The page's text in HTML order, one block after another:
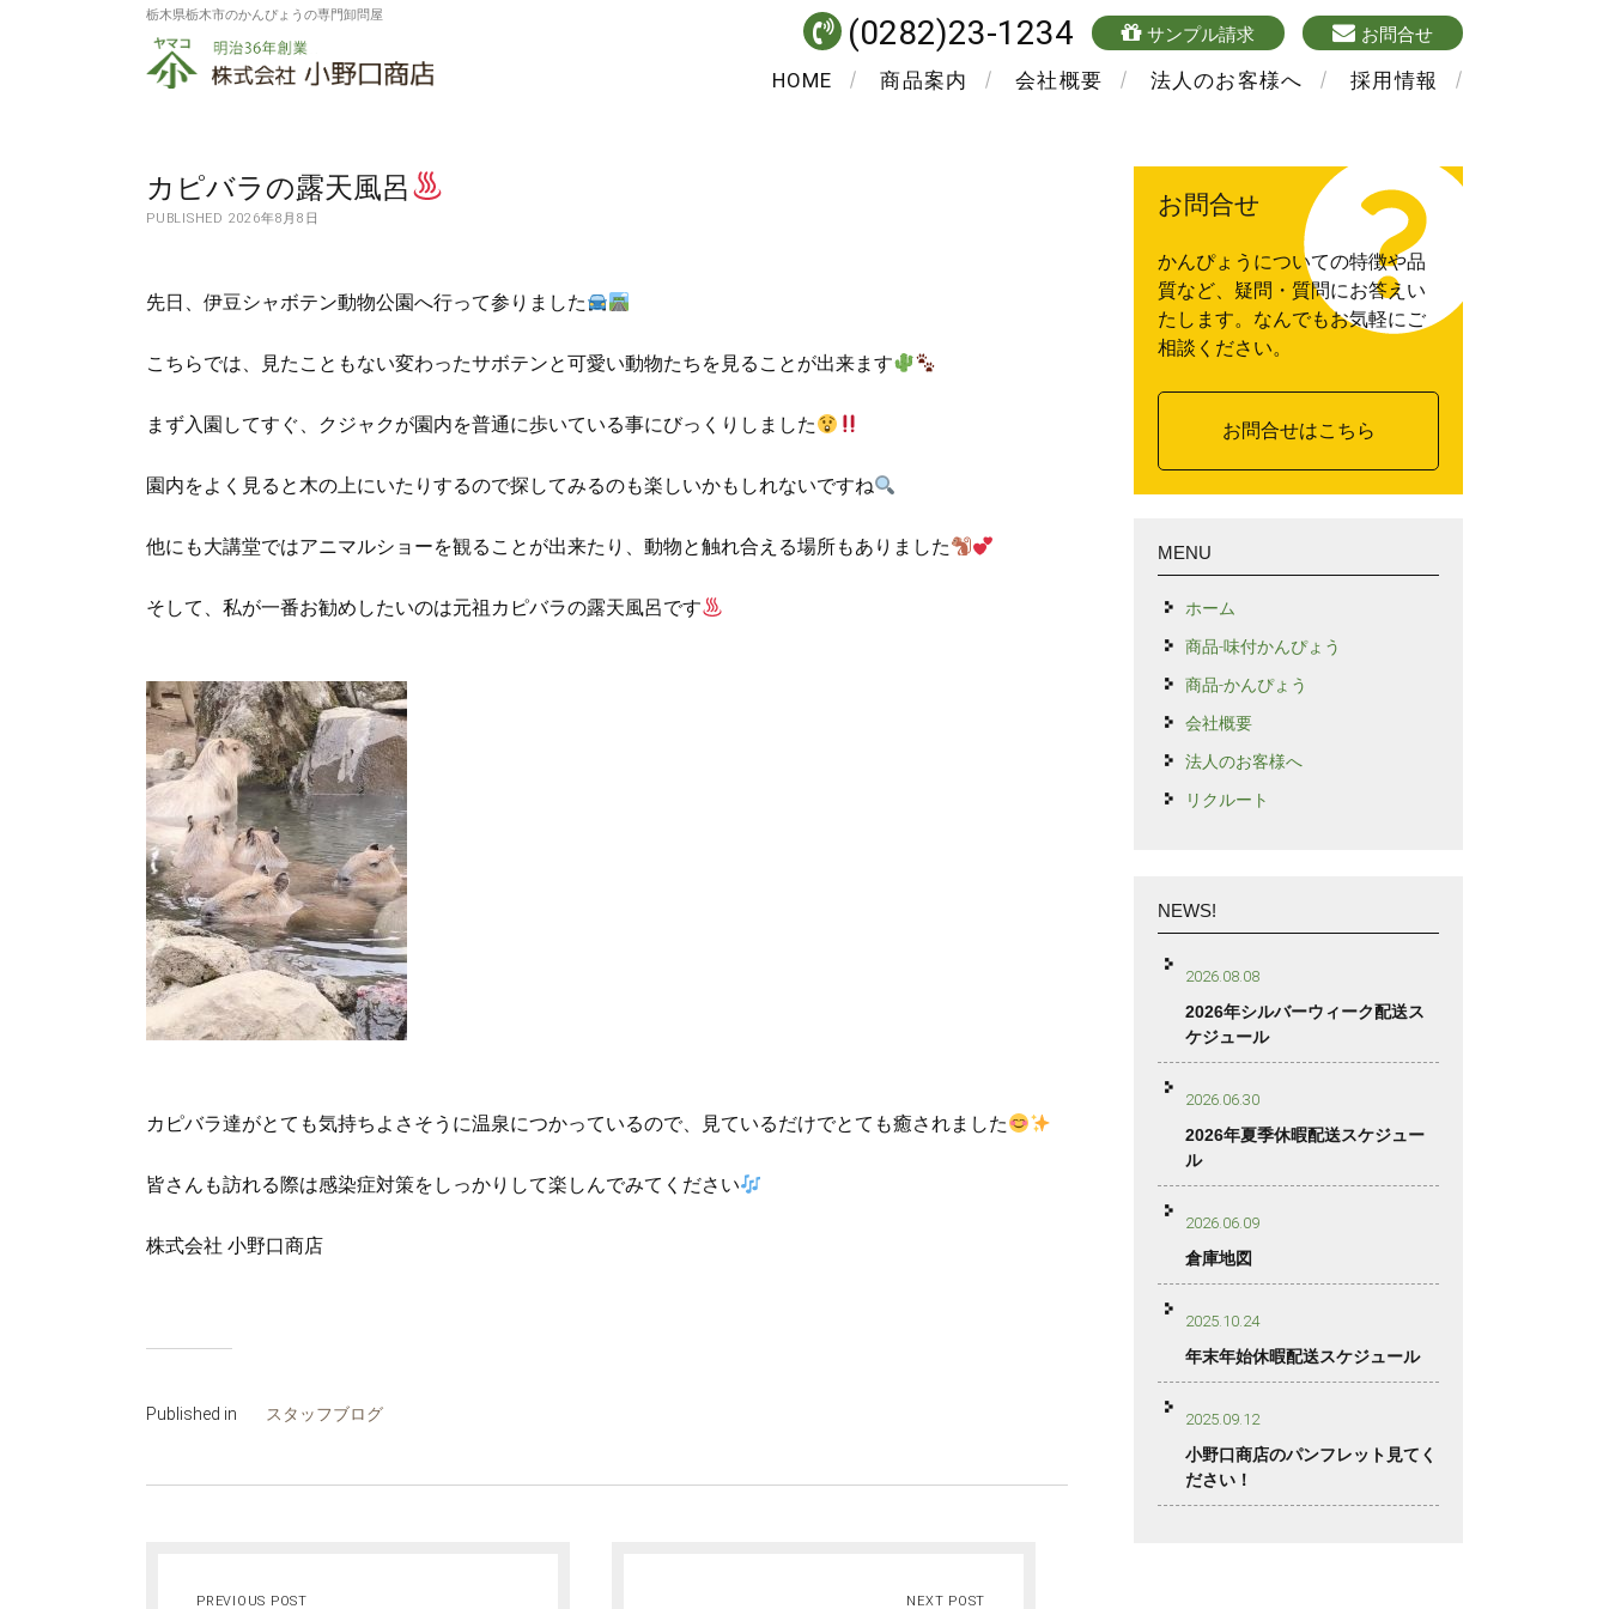
栃木県栃木市のかんぴょうの専門卸問屋
株
社
小
口
商
HOME 商品案内 会社概要 法人のお客様へ 採用情報
(0282)23-1234 sample
サンプル請求 mailform
お問合せ
カピバラの露天風呂
PUBLISHED 2026年8月8日
先日、伊豆シャボテン動物公園へ行って参りました
こちらでは、見たこともない変わったサボテンと可愛い動物たちを見ることが出来ます
まず入園してすぐ、クジャクが園内を普通に歩いている事にびっくりしました
園内をよく見ると木の上にいたりするので探してみるのも楽しいかもしれないですね
他にも大講堂ではアニマルショーを観ることが出来たり、動物と触れ合える場所もありました
そして、私が一番お勧めしたいのは元祖カピバラの露天風呂です
カピバラ達がとても気持ちよさそうに温泉につかっているので、見ているだけでとても癒されました
皆さんも訪れる際は感染症対策をしっかりして楽しんでみてください
株式会社 小野口商店
Published in スタッフブログ
PREVIOUS POST NEXT POST
お問合せ
かんぴょうについての特徴や品
質など、疑問・質問にお答えい
たします。なんでもお気軽にご
相談ください。
お問合せはこちら
MENU
ホーム
商品-味付かんぴょう
商品-かんぴょう
会社概要
法人のお客様へ
リクルート
NEWS!
2026.08.08
2026年シルバーウィーク配送ス
ケジュール
2026.06.30
2026年夏季休暇配送スケジュー
ル
2026.06.09
倉庫地図
2025.10.24
年末年始休暇配送スケジュール
2025.09.12
小野口商店のパンフレット見てく
ださい！